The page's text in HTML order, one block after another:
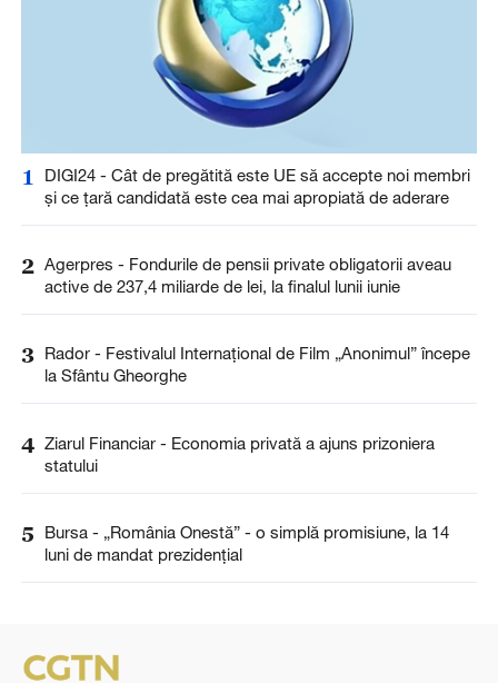
1
DIGI24 - Cât de pregătită este UE să accepte noi membri
și ce țară candidată este cea mai apropiată de aderare
2 Agerpres - Fondurile de pensii private obligatorii aveau
active de 237,4 miliarde de lei, la finalul lunii iunie
3 Rador - Festivalul Internaţional de Film „Anonimul” începe
la Sfântu Gheorghe
4 Ziarul Financiar - Economia privată a ajuns prizoniera
statului
5
Bursa - „România Onestă” - o simplă promisiune, la 14
luni de mandat prezidenţial